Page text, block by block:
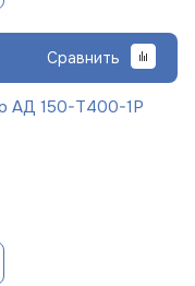
Сравнить
АД 150-Т400-1Р